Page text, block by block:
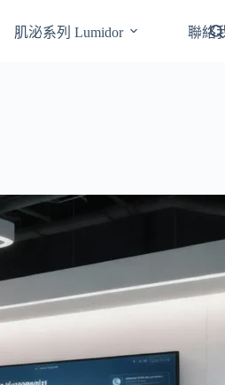
肌泌系列 Lumidor 聯絡